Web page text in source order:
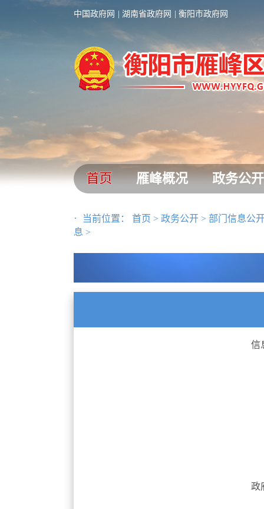
中国政府网 湖南省政府网 衡阳市政府网
首页 雁峰概况 政务公开
当前位置： 首页 > 政务公开 > 部门信息公
息 >
信
政